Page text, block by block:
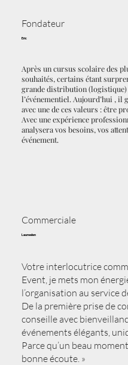
Après un cursus scolaire des
souhaités, certains étant
grande distribution
l’événementiel. Aujourd’hui , il
avec une de ces valeurs : être
Avec une expérience
analysera vos besoins, vos
événement.
Eric
Fondateur
Votre interlocutrice
Event, je mets mon
l’organisation au service
De la première prise de
conseille avec
événements élégants,
Parce qu’un beau
bonne écoute. »
Laureelen
Commerciale